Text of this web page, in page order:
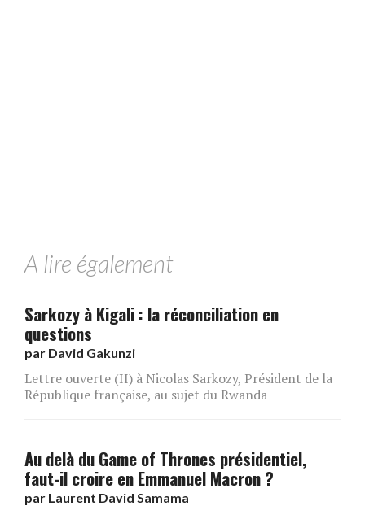
A lire également
Sarkozy à Kigali : la réconciliation en
questions
par David Gakunzi
Lettre ouverte (II) à Nicolas Sarkozy, Président de la
République française, au sujet du Rwanda
Au delà du Game of Thrones présidentiel,
faut-il croire en Emmanuel Macron ?
par Laurent David Samama